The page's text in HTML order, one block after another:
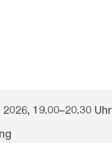
19.00–20.30 Uhr